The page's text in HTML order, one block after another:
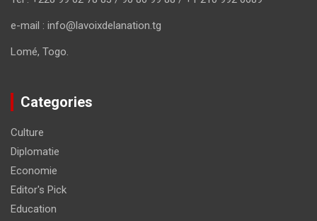
e-mail : info@lavoixdelanation.tg
Lomé, Togo.
Categories
Culture
Diplomatie
Economie
Editor's Pick
Education